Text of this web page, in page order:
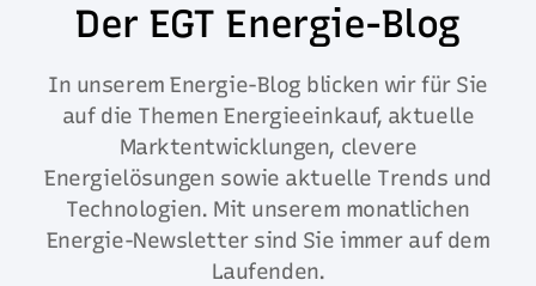
Der EGT Energie-Blog
In unserem Energie-Blog blicken wir für Sie
auf die Themen Energieeinkauf, aktuelle
Marktentwicklungen, clevere
Energielösungen sowie aktuelle Trends und
Technologien. Mit unserem monatlichen
Energie-Newsletter sind Sie immer auf dem
Laufenden.